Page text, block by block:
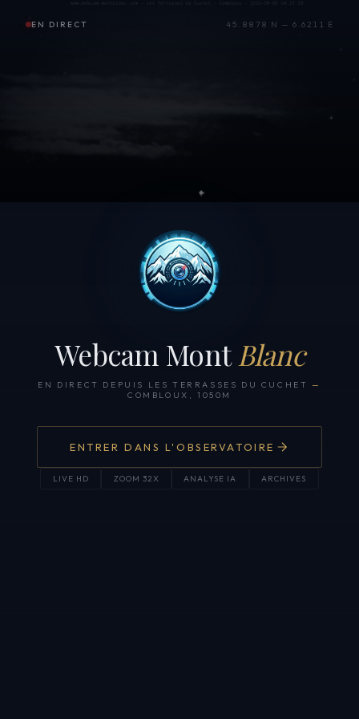
EN DIRECT 45.8878 N — 6.6211 E
Webcam Mont Blanc
EN DIRECT DEPUIS LES TERRASSES DU CUCHET —
COMBLOUX, 1050M
ENTRER DANS L'OBSERVATOIRE
LIVE HD ZOOM 32X ANALYSE IA ARCHIVES